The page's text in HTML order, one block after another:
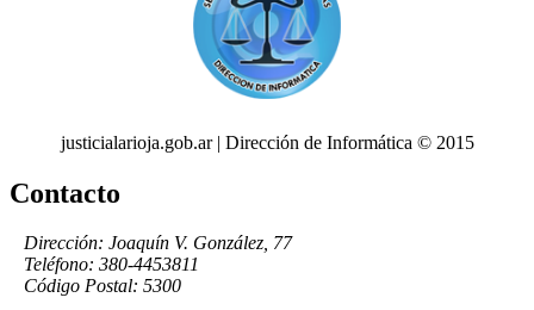
justicialarioja.gob.ar | Dirección de Informática © 2015
Contacto
Dirección: Joaquín V. González, 77
Teléfono: 380-4453811
Código Postal: 5300